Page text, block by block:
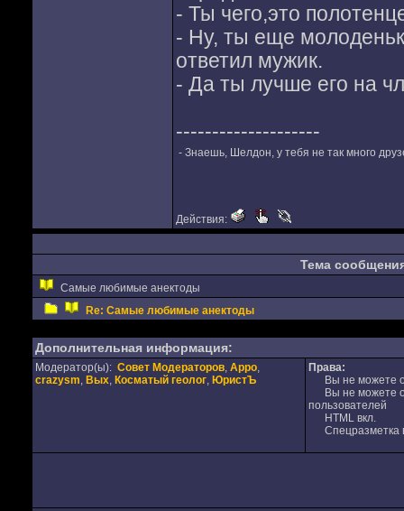
- Ты чего,это
- Ну, ты еще
ответил мужик.
- Да ты лучше его на
--------------------
- Знаешь, Шелдон, у тебя не так много
Действия:
Тема
Самые любимые анектоды
Re: Самые любимые анектоды
Дополнительная информация:
Модератор(ы): Совет Модераторов, Appo,
crazysm, Вых, Косматый геолог, ЮристЪ
Права:
Вы не можете
Вы не можете
пользователей
HTML вкл.
Спецразметка